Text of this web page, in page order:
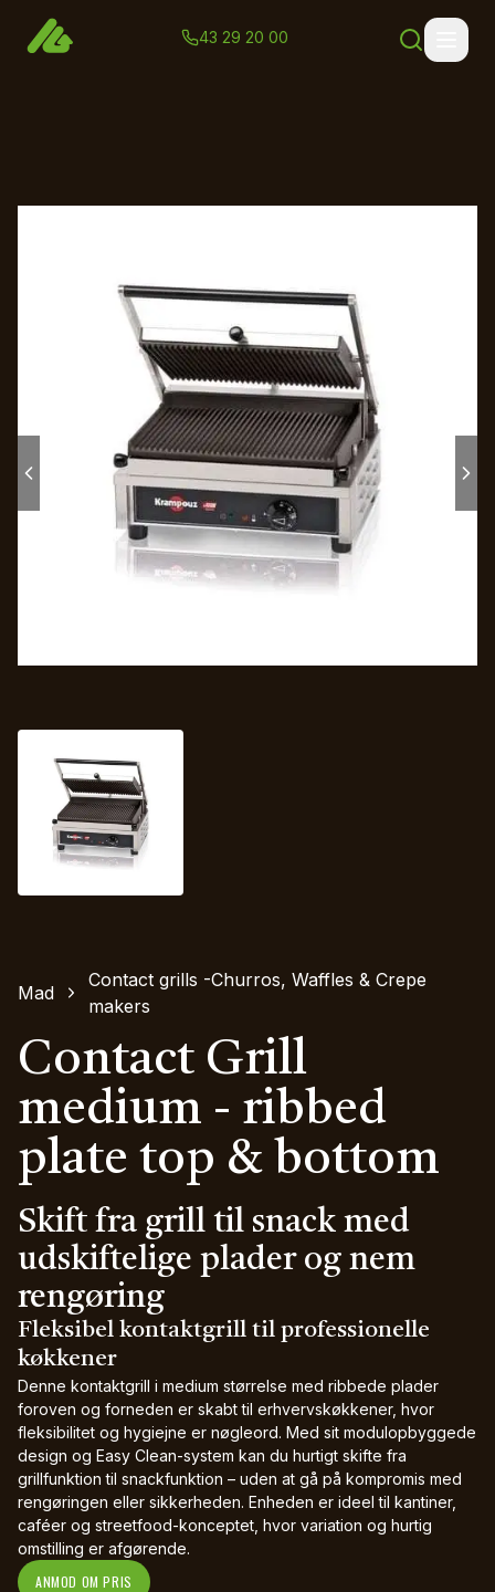
43 29 20 00
Mad
Contact grills -Churros, Waffles & Crepe
makers
Contact Grill
medium - ribbed
plate top & bottom
Skift fra grill til snack med
udskiftelige plader og nem
rengøring
Fleksibel kontaktgrill til professionelle
køkkener
Denne kontaktgrill i medium størrelse med ribbede plader
foroven og forneden er skabt til erhvervskøkkener, hvor
fleksibilitet og hygiejne er nøgleord. Med sit modulopbyggede
design og Easy Clean-system kan du hurtigt skifte fra
grillfunktion til snackfunktion – uden at gå på kompromis med
rengøringen eller sikkerheden. Enheden er ideel til kantiner,
caféer og streetfood-konceptet, hvor variation og hurtig
omstilling er afgørende.
ANMOD OM PRIS